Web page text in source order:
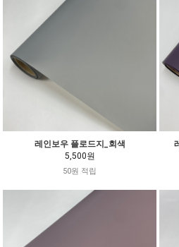
레인보우 플로드지_회색
5,500원
50원 적립